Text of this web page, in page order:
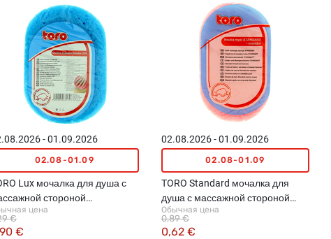
- 01.09.2026
02.08-01.09
Lux мочалка для душа с
стороной
цвета)
цена
€
€
02.08.2026 - 01.09.2026
02.08-01.09
TORO Standard мочалка для
душа с массажной стороной
(различные цвета)
Обычная цена
0,62 €
0,89 €